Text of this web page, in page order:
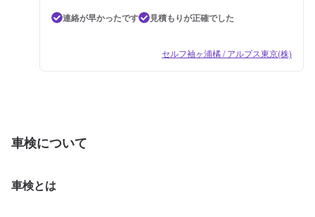
連絡が早かったです
見積もりが正確でした
セルフ袖ヶ浦橘 / アルプス東京(株)
車検について
車検とは